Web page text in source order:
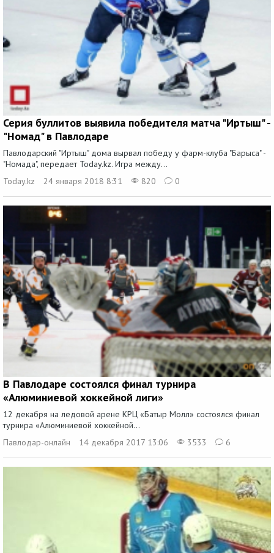
Серия буллитов выявила победителя матча "Иртыш" -
"Номад" в Павлодаре
Павлодарский "Иртыш" дома вырвал победу у фарм-клуба "Барыса" -
"Номада", передает Today.kz. Игра между...
Today.kz
24 января 2018 8:31 820 0
В Павлодаре состоялся финал турнира
«Алюминиевой хоккейной лиги»
12 декабря на ледовой арене КРЦ «Батыр Молл» состоялся финал
турнира «Алюминиевой хоккейной...
Павлодар-онлайн
14 декабря 2017 13:06 3533 6